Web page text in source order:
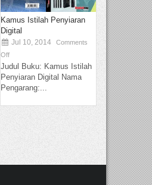
Kamus Istilah Penyiaran
Digital
Jul 10, 2014
Comments
Off
Judul Buku: Kamus Istilah
Penyiaran Digital Nama
Pengarang:...